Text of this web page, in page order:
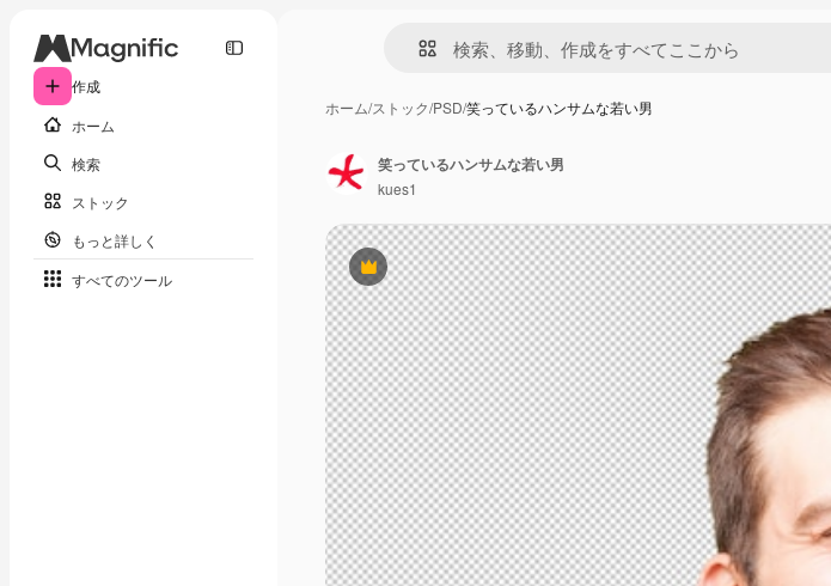
作成
ホーム
検索
ストック
もっと詳しく
すべてのツール
ホーム/ストック/PSD/笑っているハンサムな若い男
Premium
笑っているハンサムな若い男
kues1